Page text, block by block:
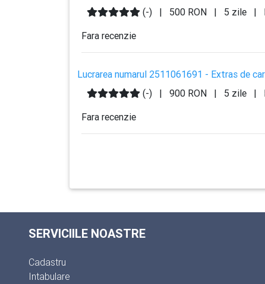
(-)
| 500 RON | 5 zile |
Fara recenzie
Lucrarea numarul 2511061691 - Extras de
(-)
| 900 RON | 5 zile |
Fara recenzie
SERVICIILE NOASTRE
Cadastru
Intabulare